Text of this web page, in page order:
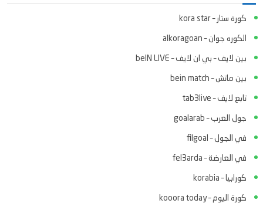
كورة ستار – kora star
الكوره جوان – alkoragoan
بين لايف – بي ان لايف – beIN LIVE
بين ماتش – bein match
تابع لايف – tab3live
جول العرب – goalarab
في الجول – filgoal
في العارضة – fel3arda
كورابيا – korabia
كورة اليوم – kooora today